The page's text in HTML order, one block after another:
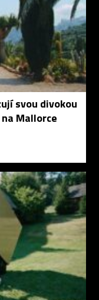
svou divokou
Mallorce